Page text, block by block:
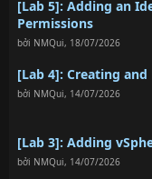
[Lab 5]: Adding an
Permissions
bởi NMQui, 18/07/2026
[Lab 4]: Creating
bởi NMQui, 14/07/2026
[Lab 3]: Adding
bởi NMQui, 14/07/2026